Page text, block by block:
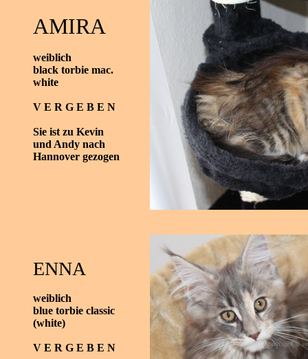
AMIRA
weiblich
black torbie mac.
white
V E R G E B E N
Sie ist zu Kevin
und Andy nach
Hannover gezogen
ENNA
weiblich
blue torbie classic
(white)
V E R G E B E N